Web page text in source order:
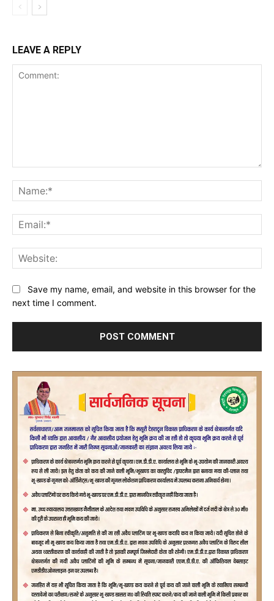
LEAVE A REPLY
Save my name, email, and website in this browser for the
next time I comment.